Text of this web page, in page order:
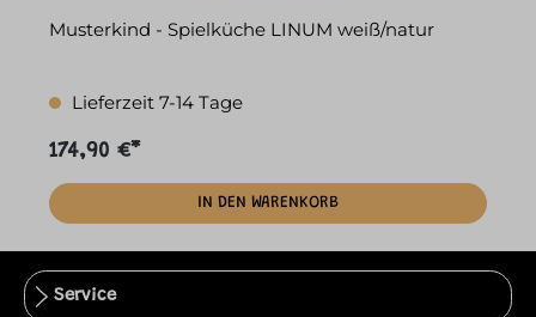
Musterkind - Spielküche LINUM weiß/natur
Lieferzeit 7-14 Tage
174,90 €*
IN DEN WARENKORB
Service